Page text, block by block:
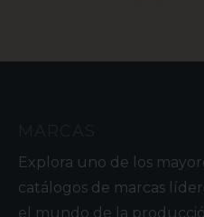
Explora uno de los
catálogos de marcas
el mundo de la